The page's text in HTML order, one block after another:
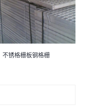
不锈格栅板钢格栅